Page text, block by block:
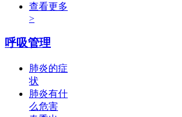
查看更多
>
呼吸管理
肺炎的症
状
肺炎有什
么危害